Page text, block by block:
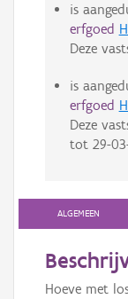
is
erfgoed
Deze
is
erfgoed
Deze
tot 29-
ALGEMEEN
Hoeve met